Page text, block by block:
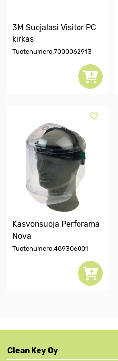
3M Suojalasi Visitor PC
kirkas
Tuotenumero:7000062913
Kasvonsuoja Perforama
Nova
Tuotenumero:489306001
Clean Key Oy